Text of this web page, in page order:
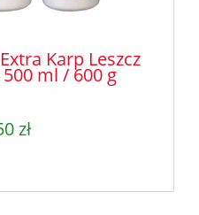
Karp Leszcz
500 ml / 600 g
zł